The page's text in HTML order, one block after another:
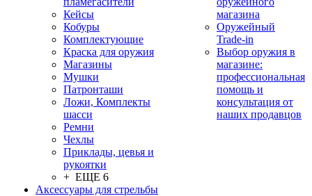
Кейсы
Кобуры
Комплектующие
Краска для оружия
Магазины
Мушки
Патронташи
Ложи, Комплекты
шасси
Ремни
Чехлы
Приклады, цевья и
рукоятки
+ ЕЩЕ 6
Аксессуары для стрельбы
магазина
Оружейный
Trade-in
Выбор оружия в
магазине:
профессиональная
помощь и
консультация от
наших продавцов